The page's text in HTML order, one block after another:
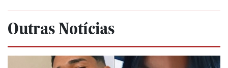
Outras Notícias